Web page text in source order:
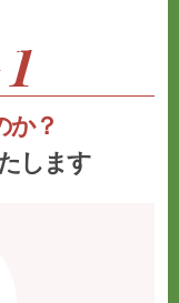
か？
します